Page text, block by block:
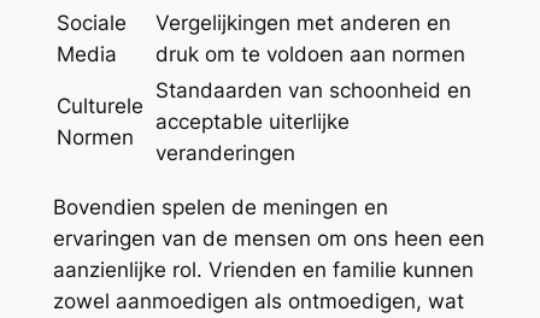
Sociale
Media
Vergelijkingen met anderen en
druk om te voldoen aan normen
Culturele
Normen
Standaarden van schoonheid en
acceptable uiterlijke
veranderingen
Bovendien spelen de meningen en
ervaringen van de mensen om ons heen een
aanzienlijke rol. Vrienden en familie kunnen
zowel aanmoedigen als ontmoedigen, wat